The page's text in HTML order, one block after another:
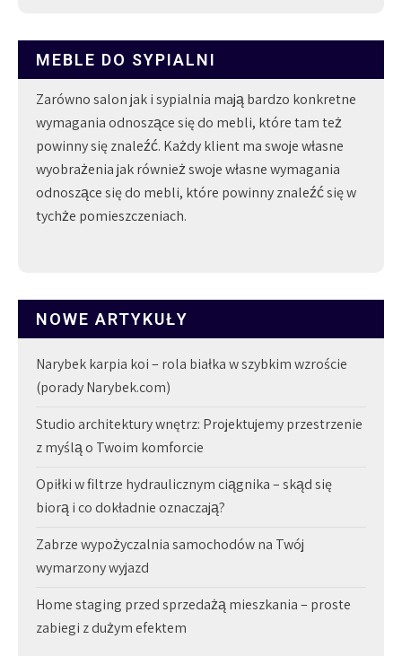
MEBLE DO SYPIALNI
Zarówno salon jak i sypialnia mają bardzo konkretne
wymagania odnoszące się do mebli, które tam też
powinny się znaleźć. Każdy klient ma swoje własne
wyobrażenia jak również swoje własne wymagania
odnoszące się do mebli, które powinny znaleźć się w
tychże pomieszczeniach.
NOWE ARTYKUŁY
Narybek karpia koi – rola białka w szybkim wzroście
(porady Narybek.com)
Studio architektury wnętrz: Projektujemy przestrzenie
z myślą o Twoim komforcie
Opiłki w filtrze hydraulicznym ciągnika – skąd się
biorą i co dokładnie oznaczają?
Zabrze wypożyczalnia samochodów na Twój
wymarzony wyjazd
Home staging przed sprzedażą mieszkania – proste
zabiegi z dużym efektem